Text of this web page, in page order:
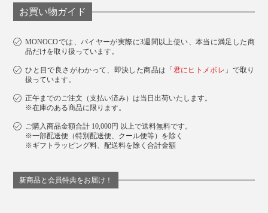
お買い物ガイド
MONOCOでは、バイヤーが実際に3週間以上使い、本当に満足した商
品だけを取り扱っています。
ひと目で良さがわかって、即決した商品は「 君にヒトメボレ 」で取り
扱っています。
正午までのご注文（支払い済み）は当日出荷いたします。
※在庫のある商品に限ります。
ご購入商品金額合計 10,000円 以上で送料無料です。
※一部配送便（特別配送便、クール便等）を除く
※ギフトラッピング料、配送料を除く合計金額
新商品と会員特典をお届け！